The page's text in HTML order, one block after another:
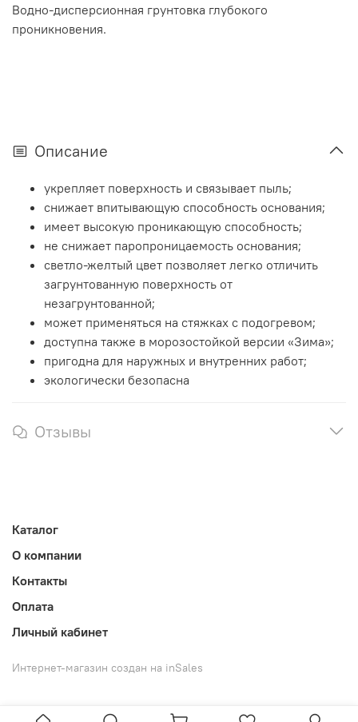
Водно-дисперсионная грунтовка глубокого
проникновения.
Описание
укрепляет поверхность и связывает пыль;
снижает впитывающую способность основания;
имеет высокую проникающую способность;
не снижает паропроницаемость основания;
светло-желтый цвет позволяет легко отличить
загрунтованную поверхность от
незагрунтованной;
может применяться на стяжках с подогревом;
доступна также в морозостойкой версии «Зима»;
пригодна для наружных и внутренних работ;
экологически безопасна
Отзывы
Каталог
О компании
Контакты
Оплата
Личный кабинет
Интернет-магазин создан на inSales